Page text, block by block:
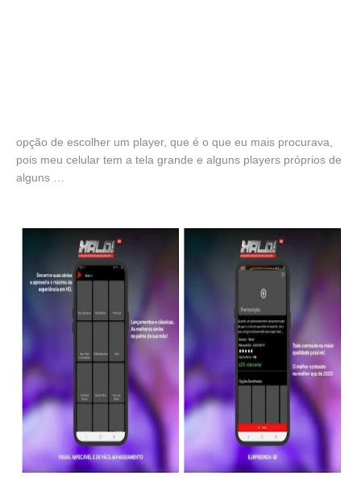
opção de escolher um player, que é o que eu mais procurava,
pois meu celular tem a tela grande e alguns players próprios de
alguns …